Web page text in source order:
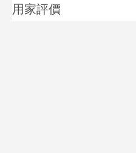
用家評價